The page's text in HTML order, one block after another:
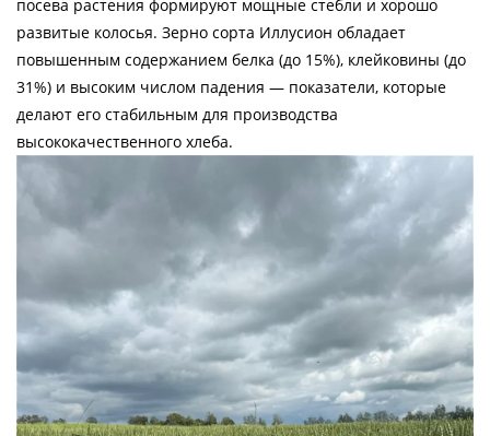
посева растения формируют мощные стебли и хорошо
развитые колосья. Зерно сорта Иллусион обладает
повышенным содержанием белка (до 15%), клейковины (до
31%) и высоким числом падения — показатели, которые
делают его стабильным для производства
высококачественного хлеба.